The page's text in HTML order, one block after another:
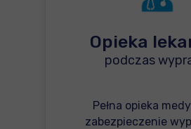
Opieka
podczas
Pełna opieka
zabezpieczenie